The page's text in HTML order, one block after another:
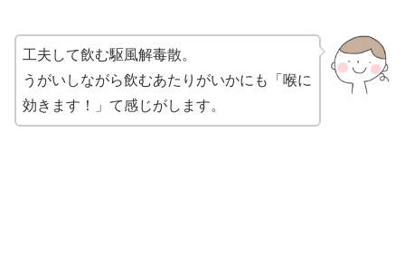
工夫して飲む駆風解毒散。
うがいしながら飲むあたりがいかにも「喉に
効きます！」て感じがします。